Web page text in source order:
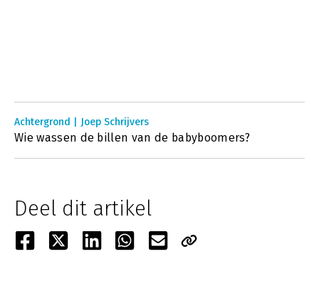
Achtergrond | Joep Schrijvers
Wie wassen de billen van de babyboomers?
Deel dit artikel